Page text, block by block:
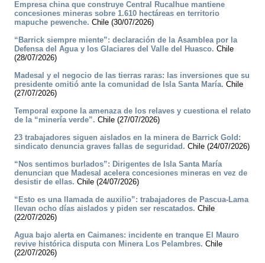
Empresa china que construye Central Rucalhue mantiene
concesiones mineras sobre 1.610 hectáreas en territorio
mapuche pewenche. Chile (30/07/2026)
“Barrick siempre miente”: declaración de la Asamblea por la
Defensa del Agua y los Glaciares del Valle del Huasco. Chile
(28/07/2026)
Madesal y el negocio de las tierras raras: las inversiones que su
presidente omitió ante la comunidad de Isla Santa María. Chile
(27/07/2026)
Temporal expone la amenaza de los relaves y cuestiona el relato
de la “minería verde”. Chile (27/07/2026)
23 trabajadores siguen aislados en la minera de Barrick Gold:
sindicato denuncia graves fallas de seguridad. Chile (24/07/2026)
“Nos sentimos burlados”: Dirigentes de Isla Santa María
denuncian que Madesal acelera concesiones mineras en vez de
desistir de ellas. Chile (24/07/2026)
“Esto es una llamada de auxilio”: trabajadores de Pascua-Lama
llevan ocho días aislados y piden ser rescatados. Chile
(22/07/2026)
Agua bajo alerta en Caimanes: incidente en tranque El Mauro
revive histórica disputa con Minera Los Pelambres. Chile
(22/07/2026)